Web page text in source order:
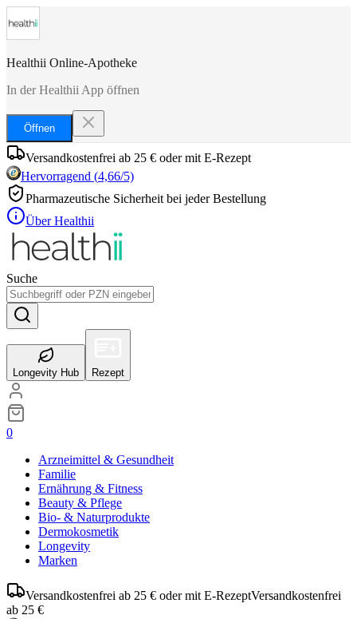
Healthii Online-Apotheke
In der Healthii App öffnen
Öffnen
Versandkostenfrei ab 25 € oder mit E-Rezept
Hervorragend (4,66/5)
Pharmazeutische Sicherheit bei jeder Bestellung
Über Healthii
Suche
Longevity Hub Rezept
0
Arzneimittel & Gesundheit
Familie
Ernährung & Fitness
Beauty & Pflege
Bio- & Naturprodukte
Dermokosmetik
Longevity
Marken
Versandkostenfrei ab 25 € oder mit E-RezeptVersandkostenfrei
ab 25 €